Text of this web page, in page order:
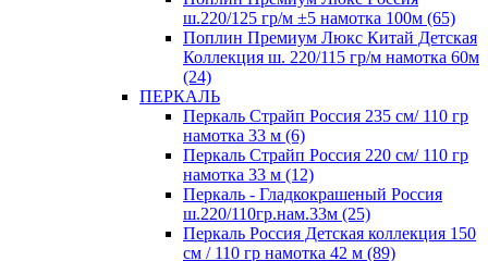
ш.220/125 гр/м ±5 намотка 100м (65)
Поплин Премиум Люкс Китай Детская
Коллекция ш. 220/115 гр/м намотка 60м
(24)
ПЕРКАЛЬ
Перкаль Страйп Россия 235 см/ 110 гр
намотка 33 м (6)
Перкаль Страйп Россия 220 см/ 110 гр
намотка 33 м (12)
Перкаль - Гладкокрашеный Россия
ш.220/110гр.нам.33м (25)
Перкаль Россия Детская коллекция 150
см / 110 гр намотка 42 м (89)